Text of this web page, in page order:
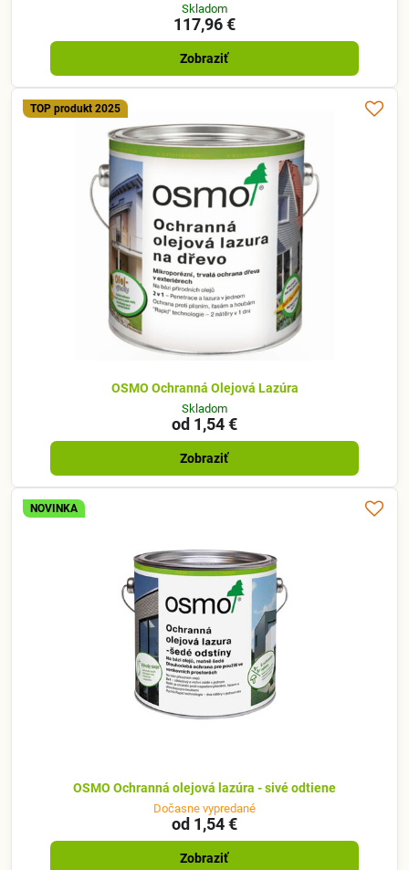
Skladom
117,96 €
Zobraziť
TOP produkt 2025
OSMO Ochranná Olejová Lazúra
Skladom
od 1,54 €
Zobraziť
NOVINKA
OSMO Ochranná olejová lazúra - sivé odtiene
Dočasne vypredané
od 1,54 €
Zobraziť